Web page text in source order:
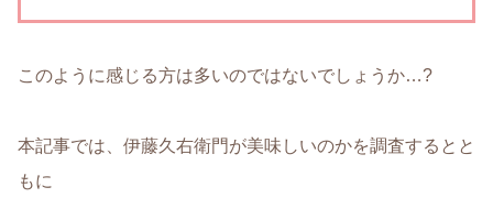
このように感じる方は多いのではないでしょうか…?
本記事では、伊藤久右衛門が美味しいのかを調査するとと
もに